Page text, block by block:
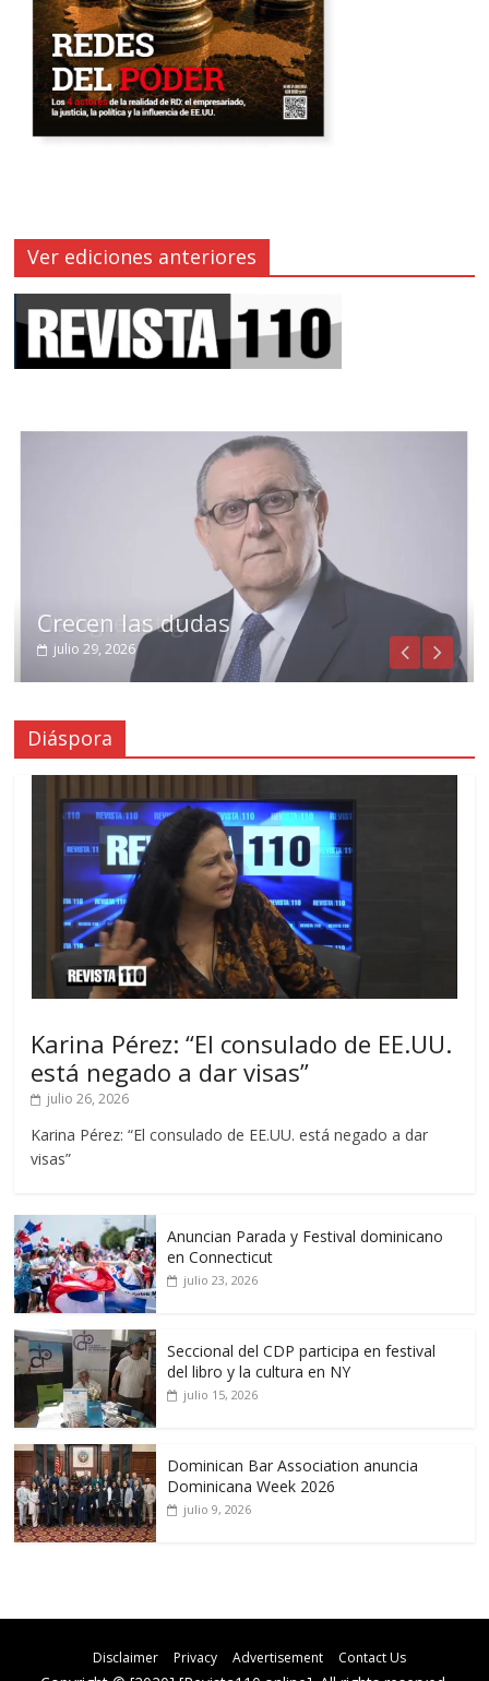
Ver ediciones anteriores
Crecen las dudas
julio 29, 2026
Diáspora
Karina Pérez: “El consulado de EE.UU.
está negado a dar visas”
julio 26, 2026
Karina Pérez: “El consulado de EE.UU. está negado a dar
visas”
Anuncian Parada y Festival dominicano
en Connecticut
julio 23, 2026
Seccional del CDP participa en festival
del libro y la cultura en NY
julio 15, 2026
Dominican Bar Association anuncia
Dominicana Week 2026
julio 9, 2026
Disclaimer Privacy Advertisement Contact Us